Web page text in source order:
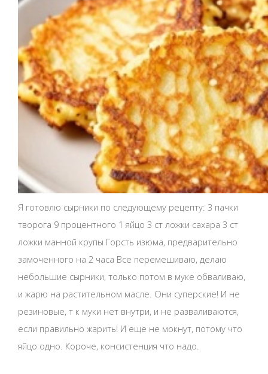
Я готовлю сырники по следующему рецепту: 3 пачки
творога 9 процентного 1 яйцо 3 ст ложки сахара 3 ст
ложки манной крупы Горсть изюма, предварительно
замоченного на 2 часа Все перемешиваю, делаю
небольшие сырники, только потом в муке обваливаю,
и жарю на растительном масле. Они суперские! И не
резиновые, т к муки нет внутри, и не разваливаются,
если правильно жарить! И еще не мокнут, потому что
яйцо одно. Короче, консистенция что надо.